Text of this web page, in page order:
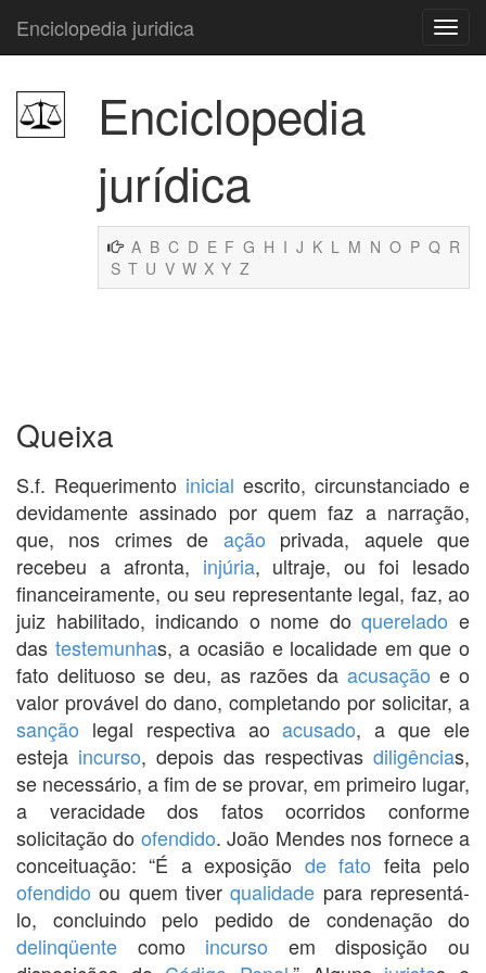
Enciclopedia juridica
Enciclopedia
jurídica
A B C D E F G H I J K L M N O P Q R
S T U V W X Y Z
Queixa
S.f. Requerimento inicial escrito, circunstanciado e
devidamente assinado por quem faz a narração,
que, nos crimes de ação privada, aquele que
recebeu a afronta, injúria, ultraje, ou foi lesado
financeiramente, ou seu representante legal, faz, ao
juiz habilitado, indicando o nome doquerelado e
das testemunhas, a ocasião e localidade em que o
fato delituoso se deu, as razões da acusação e o
valor provável do dano, completando por solicitar, a
sanção legal respectiva aoacusado, a que ele
esteja incurso, depois das respectivas diligências,
se necessário, a fim de se provar, em primeiro lugar,
a veracidade dos fatos ocorridos conforme
solicitação do ofendido. João Mendes nos fornece a
conceituação: “É a exposição de fato feita pelo
ofendido ou quem tiverqualidade para representá-
lo, concluindo pelo pedido de condenação do
delinqüente como incurso em disposição ou